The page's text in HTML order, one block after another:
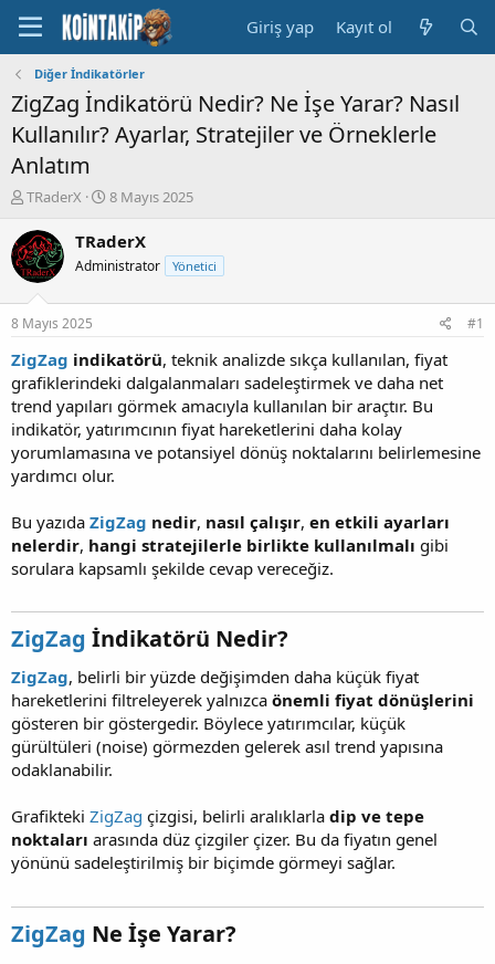
Giriş yap Kayıt ol
Diğer İndikatörler
ZigZag İndikatörü Nedir? Ne İşe Yarar? Nasıl
Kullanılır? Ayarlar, Stratejiler ve Örneklerle
Anlatım
K
n
u
y
B
a
ş
l
a
t
a
n
TRaderX
B
ş
a
ç
t
a
r
i
h
i
8 Mayıs 2025
TRaderX
Administrator Yönetici
8 Mayıs 2025 #1
ZigZag indikatörü, teknik analizde sıkça kullanılan, fiyat
grafiklerindeki dalgalanmaları sadeleştirmek ve daha net
trend yapıları görmek amacıyla kullanılan bir araçtır. Bu
indikatör, yatırımcının fiyat hareketlerini daha kolay
yorumlamasına ve potansiyel dönüş noktalarını belirlemesine
yardımcı olur.
Bu yazıda ZigZag nedir, nasıl çalışır, en etkili ayarları
nelerdir, hangi stratejilerle birlikte kullanılmalı gibi
sorulara kapsamlı şekilde cevap vereceğiz.
ZigZag İndikatörü Nedir?​
ZigZag, belirli bir yüzde değişimden daha küçük fiyat
hareketlerini filtreleyerek yalnızca önemli fiyat dönüşlerini
gösteren bir göstergedir. Böylece yatırımcılar, küçük
gürültüleri (noise) görmezden gelerek asıl trend yapısına
odaklanabilir.
Grafikteki ZigZag çizgisi, belirli aralıklarla dip ve tepe
noktaları arasında düz çizgiler çizer. Bu da fiyatın genel
yönünü sadeleştirilmiş bir biçimde görmeyi sağlar.
ZigZag Ne İşe Yarar?​